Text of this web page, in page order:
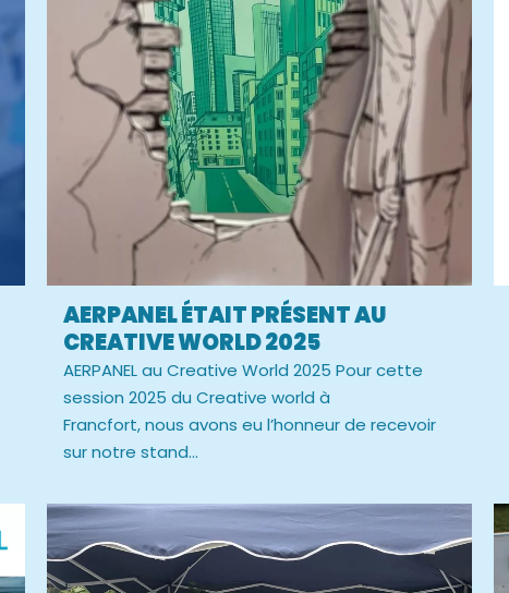
AERPANEL ÉTAIT PRÉSENT AU
CREATIVE WORLD 2025
AERPANEL au Creative World 2025 Pour cette
session 2025 du Creative world à
Francfort, nous avons eu l’honneur de recevoir
sur notre stand...